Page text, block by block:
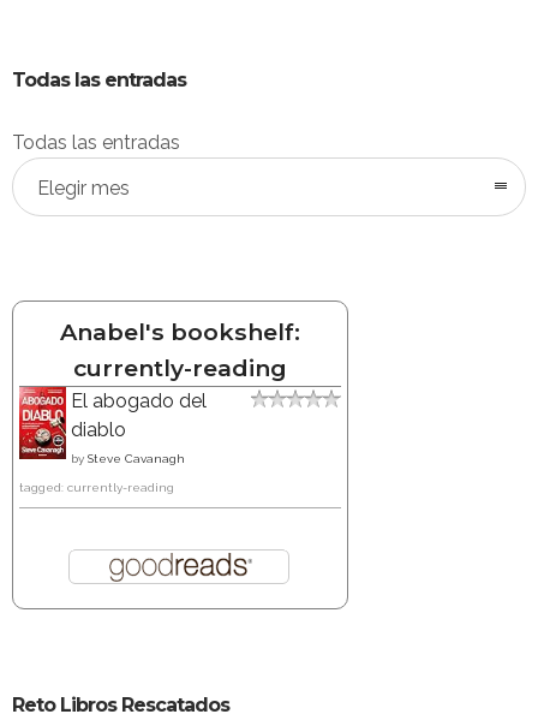
Todas las entradas
Todas las entradas
Elegir mes
Anabel's bookshelf:
currently-reading
El abogado del
diablo
by Steve Cavanagh
tagged: currently-reading
Reto Libros Rescatados